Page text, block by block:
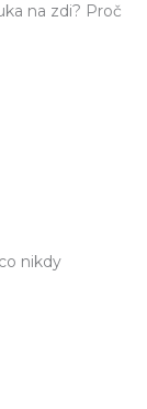
na zdi? Proč
nikdy